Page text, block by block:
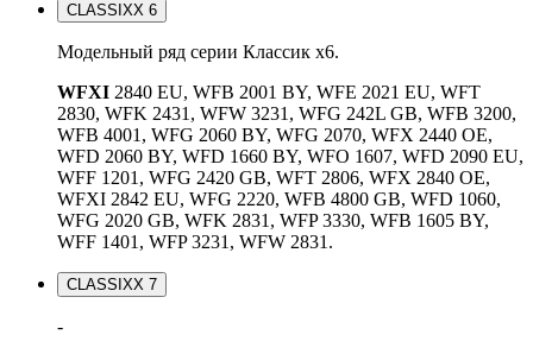
CLASSIXX 6
Модельный ряд серии Классик x6.
WFXI 2840 EU, WFB 2001 BY, WFE 2021 EU, WFT
2830, WFK 2431, WFW 3231, WFG 242L GB, WFB 3200,
WFB 4001, WFG 2060 BY, WFG 2070, WFX 2440 OE,
WFD 2060 BY, WFD 1660 BY, WFO 1607, WFD 2090 EU,
WFF 1201, WFG 2420 GB, WFT 2806, WFX 2840 OE,
WFXI 2842 EU, WFG 2220, WFB 4800 GB, WFD 1060,
WFG 2020 GB, WFK 2831, WFP 3330, WFB 1605 BY,
WFF 1401, WFP 3231, WFW 2831.
CLASSIXX 7
-